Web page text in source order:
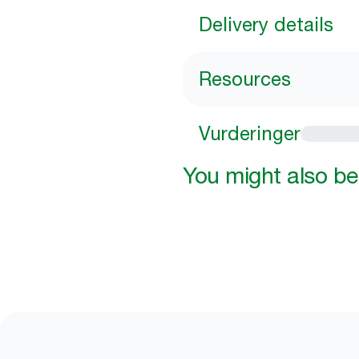
Delivery details
Resources
Vurderinger
You might also